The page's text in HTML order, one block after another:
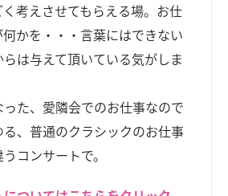
考えさせてもらえる場。お仕
かを・・・言葉にはできない
は与えて頂いている気がしま
た、愛隣会でのお仕事なので
、普通のクラシックのお仕事
コンサートで。